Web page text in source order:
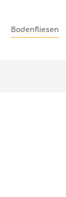
Bodenfliesen